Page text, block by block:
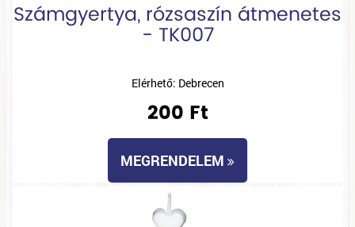
Számgyertya, rózsaszín átmenetes
- TK007
Elérhető: Debrecen
200 Ft
MEGRENDELEM